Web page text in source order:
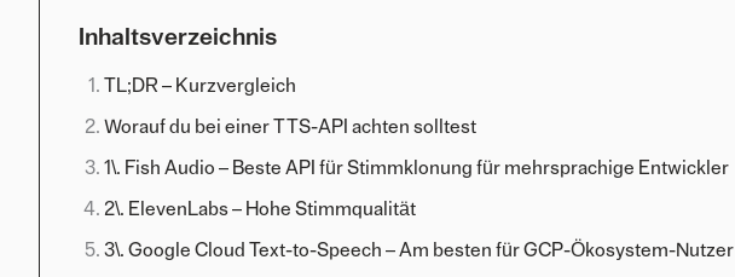
Inhaltsverzeichnis
TL;DR – Kurzvergleich
Worauf du bei einer TTS-API achten solltest
1\. Fish Audio – Beste API für Stimmklonung für mehrsprachige Entwickler
2\. ElevenLabs – Hohe Stimmqualität
3\. Google Cloud Text-to-Speech – Am besten für GCP-Ökosystem-Nutzer